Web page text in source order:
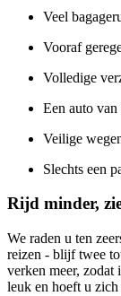
Veel
Vooraf
Volledige
Een auto van
Veilige
Slechts een
Rijd minder,
We raden u ten
reizen - blijf twee
verken meer, zodat
leuk en hoeft u zich